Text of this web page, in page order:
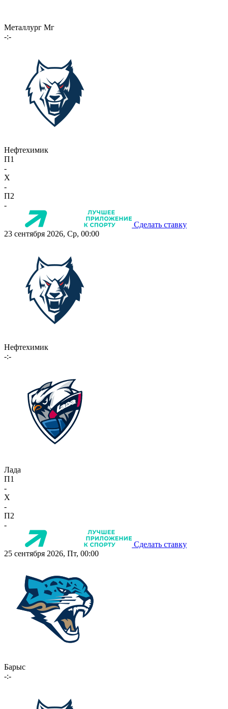
Металлург Мг
-:-
Нефтехимик
П1
-
X
-
П2
-
Сделать ставку
23 сентября 2026, Ср, 00:00
Нефтехимик
-:-
Лада
П1
-
X
-
П2
-
Сделать ставку
25 сентября 2026, Пт, 00:00
Барыс
-:-